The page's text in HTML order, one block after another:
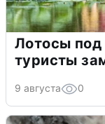
Лотосы под
туристы
9 августа 0